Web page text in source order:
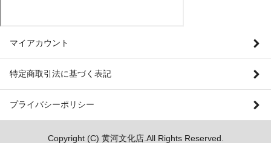
マイアカウント
特定商取引法に基づく表記
プライバシーポリシー
Copyright (C) 黄河文化店.All Rights Reserved.